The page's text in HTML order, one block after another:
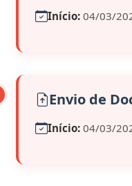
Início: 04/03/
Envio de
Início: 04/03/